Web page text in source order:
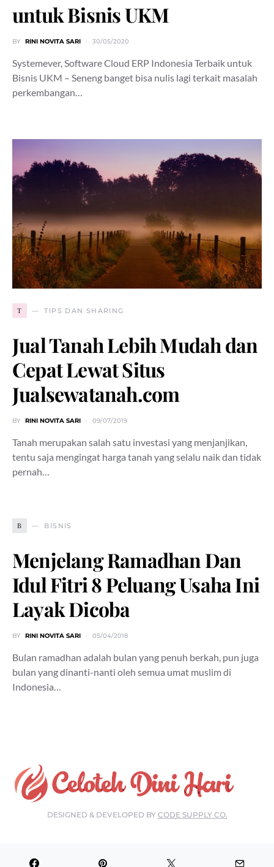
untuk Bisnis UKM
BY RINI NOVITA SARI 30/05/2020
Systemever, Software Cloud ERP Indonesia Terbaik untuk
Bisnis UKM – Seneng banget bisa nulis lagi terkait masalah
perkembangan…
T TIPS DAN SHARING
Jual Tanah Lebih Mudah dan
Cepat Lewat Situs
Jualsewatanah.com
BY RINI NOVITA SARI 09/07/2019
Tanah merupakan salah satu investasi yang menjanjikan,
tentu saja mengingat harga tanah yang selalu naik dan tidak
pernah…
B BISNIS
Menjelang Ramadhan Dan
Idul Fitri 8 Peluang Usaha Ini
Layak Dicoba
BY RINI NOVITA SARI 05/04/2018
Bulan ramadhan adalah bulan yang penuh berkah, pun juga
bulan yang dinanti-nanti oleh semua umat muslim di
Indonesia…
DESIGNED & DEVELOPED BY CODE SUPPLY CO.